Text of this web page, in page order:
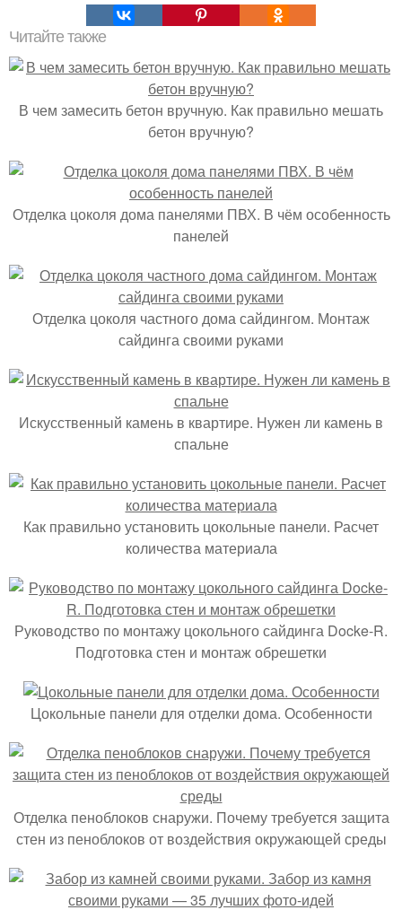
Читайте также
В чем замесить бетон вручную. Как правильно мешать
бетон вручную?
Отделка цоколя дома панелями ПВХ. В чём особенность
панелей
Отделка цоколя частного дома сайдингом. Монтаж
сайдинга своими руками
Искусственный камень в квартире. Нужен ли камень в
спальне
Как правильно установить цокольные панели. Расчет
количества материала
Руководство по монтажу цокольного сайдинга Docke-R.
Подготовка стен и монтаж обрешетки
Цокольные панели для отделки дома. Особенности
Отделка пеноблоков снаружи. Почему требуется защита
стен из пеноблоков от воздействия окружающей среды